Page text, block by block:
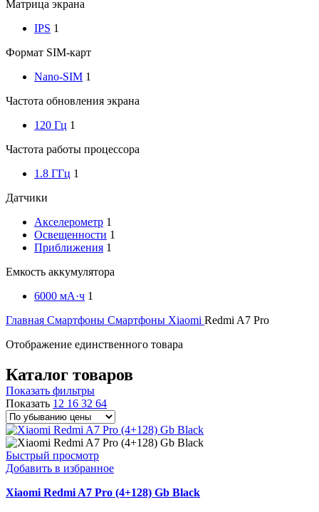
Матрица экрана
IPS 1
Формат SIM-карт
Nano-SIM 1
Частота обновления экрана
120 Гц 1
Частота работы процессора
1.8 ГГц 1
Датчики
Акселерометр 1
Освещенности 1
Приближения 1
Емкость аккумулятора
6000 мА·ч 1
Главная Смартфоны Смартфоны Xiaomi Redmi A7 Pro
Отображение единственного товара
Каталог товаров
Показать фильтры
Показать 12 16 32 64
Быстрый просмотр
Добавить в избранное
Xiaomi Redmi A7 Pro (4+128) Gb Black